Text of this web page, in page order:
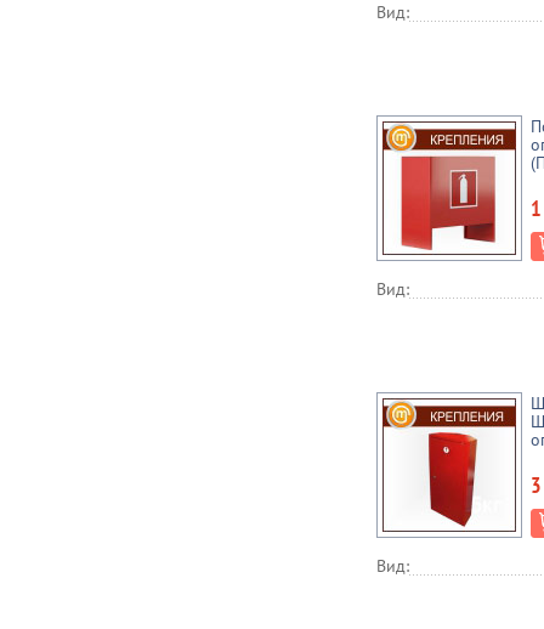
Вид:
Вид:
Вид: